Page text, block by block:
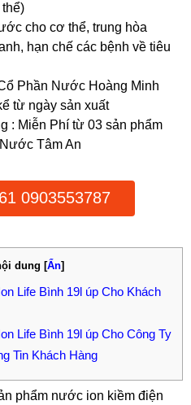
cho cơ thể, trung hòa
hạn chế các bệnh về tiêu
Phần Nước Hoàng Minh
từ ngày sản xuất
: Miễn Phí từ 03 sản phẩm
Tâm An
0903553787
dung [Ẩn]
Life Bình 19l úp Cho Khách
Life Bình 19l úp Cho Công Ty
Tin Khách Hàng
phẩm nước ion kiềm điện